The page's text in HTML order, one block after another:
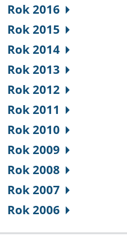
Rok 2016
Rok 2015
Rok 2014
Rok 2013
Rok 2012
Rok 2011
Rok 2010
Rok 2009
Rok 2008
Rok 2007
Rok 2006